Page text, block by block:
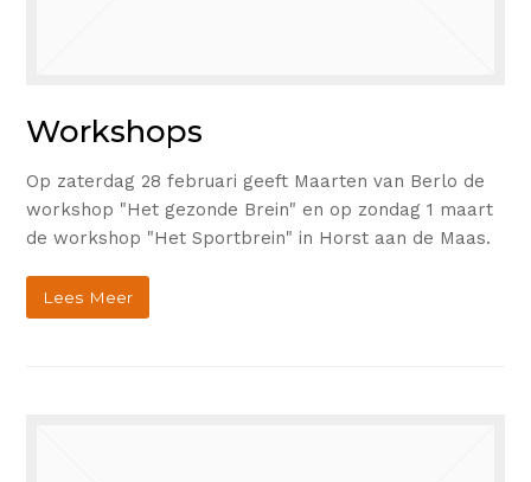
Workshops
Op zaterdag 28 februari geeft Maarten van Berlo de
workshop "Het gezonde Brein" en op zondag 1 maart
de workshop "Het Sportbrein" in Horst aan de Maas.
Lees Meer